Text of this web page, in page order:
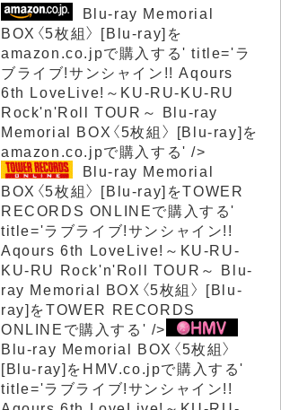
Blu-ray Memorial
BOX〈5枚組〉 [Blu-ray]を
amazon.co.jpで購入する' title='ラ
ブライブ!サンシャイン!! Aqours
6th LoveLive!～KU-RU-KU-RU
Rock'n'Roll TOUR～ Blu-ray
Memorial BOX〈5枚組〉 [Blu-ray]を
amazon.co.jpで購入する' />
Blu-ray Memorial
BOX〈5枚組〉 [Blu-ray]をTOWER
RECORDS ONLINEで購入する'
title='ラブライブ!サンシャイン!!
Aqours 6th LoveLive!～KU-RU-
KU-RU Rock'n'Roll TOUR～ Blu-
ray Memorial BOX〈5枚組〉 [Blu-
ray]をTOWER RECORDS
ONLINEで購入する' />
Blu-ray Memorial BOX〈5枚組〉
[Blu-ray]をHMV.co.jpで購入する'
title='ラブライブ!サンシャイン!!